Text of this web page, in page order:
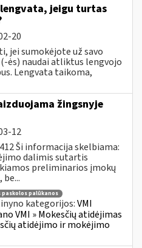
jeigu turtas
20
jei sumokėjote už savo
ės) naudai atliktus lengvojo
Lengvata taikoma,
žingsnyje
12
Ši informacija skelbiama:
dalimis sutartis
preliminarios įmokų
palūkanos
kategorijos:VMI
VMI » Mokesčių atidėjimas
atidėjimo ir mokėjimo